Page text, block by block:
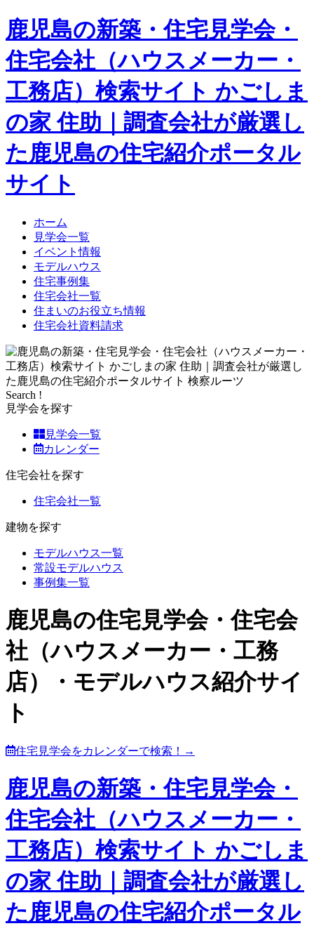
鹿児島の新築・住宅見学会・
住宅会社（ハウスメーカー・
工務店）検索サイト かごしま
の家 住助｜調査会社が厳選し
た鹿児島の住宅紹介ポータル
サイト
ホーム
見学会一覧
イベント情報
モデルハウス
住宅事例集
住宅会社一覧
住まいのお役立ち情報
住宅会社資料請求
Search !
見学会を探す
見学会一覧
カレンダー
住宅会社を探す
住宅会社一覧
建物を探す
モデルハウス一覧
常設モデルハウス
事例集一覧
鹿児島の住宅見学会・住宅会
社（ハウスメーカー・工務
店）・モデルハウス紹介サイ
ト
住宅見学会をカレンダーで検索！→
鹿児島の新築・住宅見学会・
住宅会社（ハウスメーカー・
工務店）検索サイト かごしま
の家 住助｜調査会社が厳選し
た鹿児島の住宅紹介ポータル